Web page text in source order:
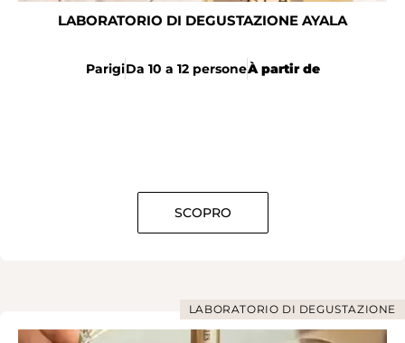
LABORATORIO DI DEGUSTAZIONE AYALA
ParigiDa 10 a 12 personeÀ partir de
SCOPRO
LABORATORIO DI DEGUSTAZIONE